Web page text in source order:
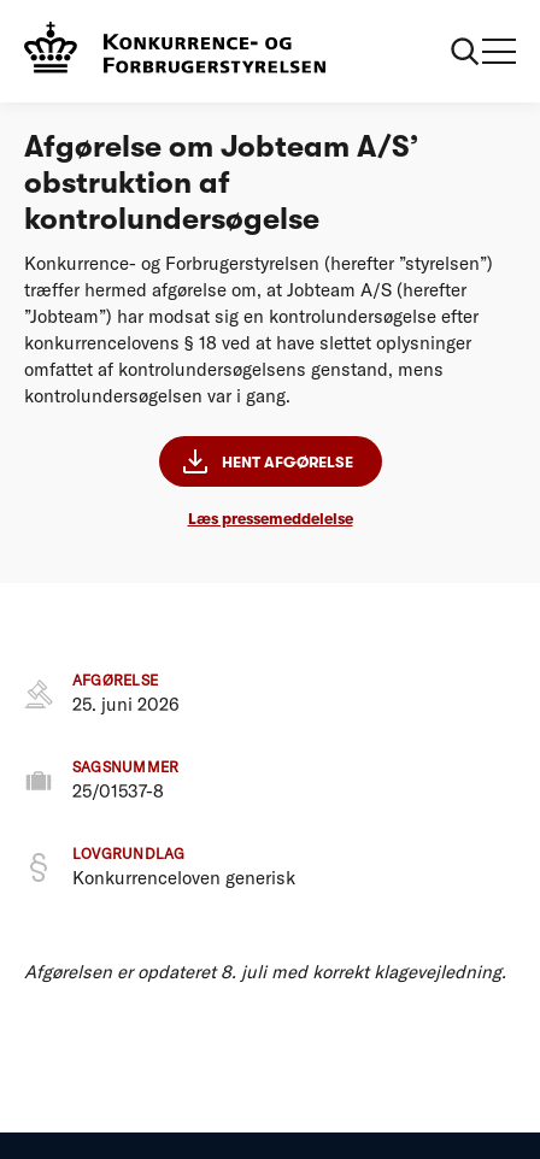
Afgørelser
obstruktion af kontrolundersøgelse
Afgørelse om Jobteam A/S’
obstruktion af
kontrolundersøgelse
Konkurrence- og Forbrugerstyrelsen (herefter ”styrelsen”)
træffer hermed afgørelse om, at Jobteam A/S (herefter
”Jobteam”) har modsat sig en kontrolundersøgelse efter
konkurrencelovens § 18 ved at have slettet oplysninger
omfattet af kontrolundersøgelsens genstand, mens
kontrolundersøgelsen var i gang.
HENT AFGØRELSE
Læs pressemeddelelse
AFGØRELSE
25. juni 2026
SAGSNUMMER
25/01537-8
LOVGRUNDLAG
Konkurrenceloven generisk
Afgørelsen er opdateret 8. juli med korrekt klagevejledning.